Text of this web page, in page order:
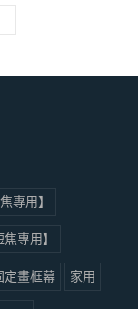
專用】
焦專用】
定畫框幕 家用